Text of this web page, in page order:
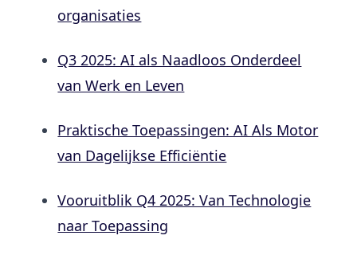
organisaties
Q3 2025: AI als Naadloos Onderdeel
van Werk en Leven
Praktische Toepassingen: AI Als Motor
van Dagelijkse Efficiëntie
Vooruitblik Q4 2025: Van Technologie
naar Toepassing